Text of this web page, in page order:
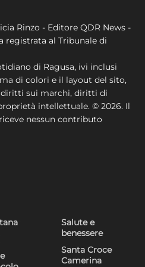
Rinzo - Editore QDR News -
registrata al Tribunale di
di Ragusa, ivi inclusi
di colori e il layout del sito,
sui marchi, diritti di
intellettuale. © 2026. Il
nessun contributo
Salute e
benessere
Santa Croce
Camerina